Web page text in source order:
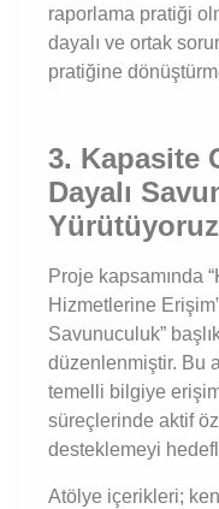
raporlama pratiği
dayalı ve ortak
pratiğine
3. Kapasite
Dayalı
Yürütüyoruz
Proje kapsamında
Hizmetlerine
Savunuculuk”
düzenlenmiştir. Bu
temelli bilgiye
süreçlerinde aktif
desteklemeyi
Atölye içerikleri;